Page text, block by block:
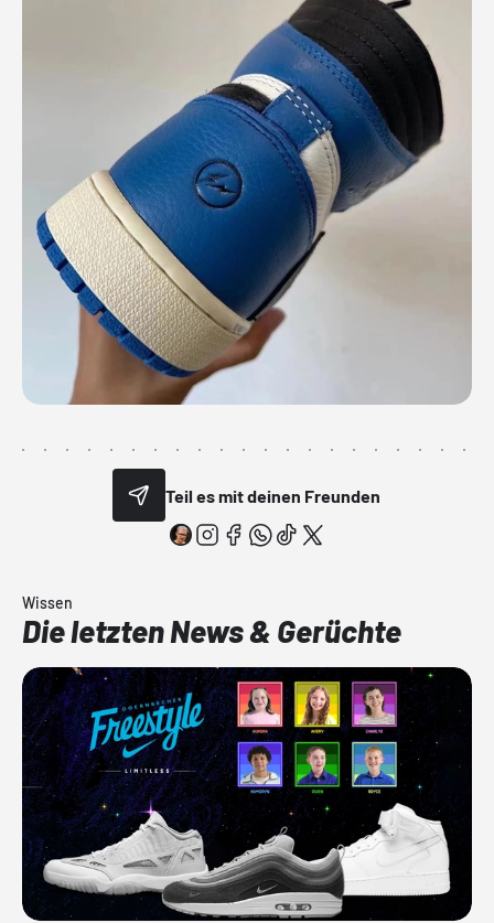
Teil es mit deinen Freunden
Wissen
Die letzten News & Gerüchte